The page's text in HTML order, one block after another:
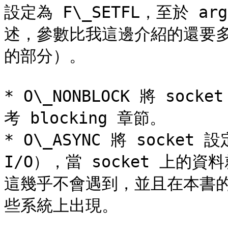
設定為 F\_SETFL，至於
述，參數比我這邊介紹的還
的部分）。
* O\_NONBLOCK 將
考 blocking 章節。
* O\_ASYNC 將 socket 設
I/O），當 socket 上的資料
這幾乎不會遇到，並且在本書
些系統上出現。